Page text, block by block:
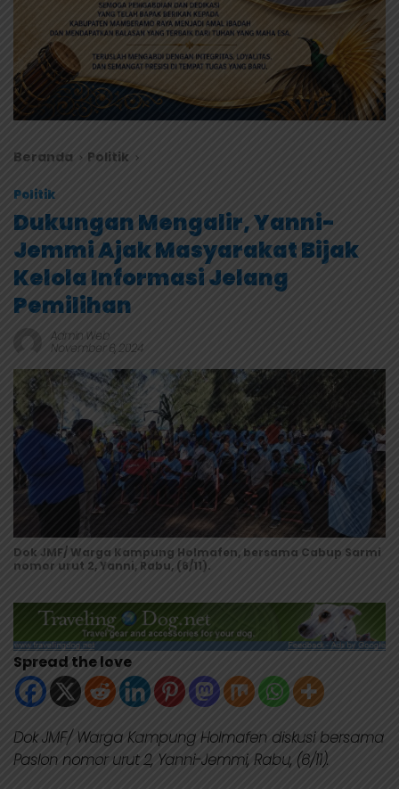
Beranda Politik
Politik
Dukungan Mengalir, Yanni-
Jemmi Ajak Masyarakat Bijak
Kelola Informasi Jelang
Pemilihan
Admin Web
November 6, 2024
Dok JMF/ Warga Kampung Holmafen, bersama Cabup Sarmi
nomor urut 2, Yanni, Rabu, (6/11).
Spread the love
Dok JMF/ Warga Kampung Holmafen diskusi bersama
Paslon nomor urut 2, Yanni-Jemmi, Rabu, (6/11).